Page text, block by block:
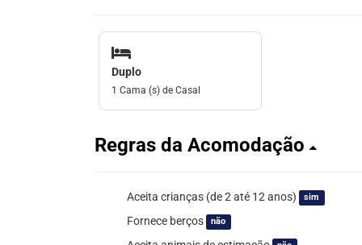
Duplo
1 Cama (s) de Casal
Regras da Acomodação
Aceita crianças (de 2 até 12 anos) sim
Fornece berços não